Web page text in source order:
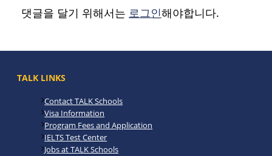
댓글을 달기 위해서는 로그인해야합니다.
TALK LINKS
Contact TALK Schools
Visa Information
Program Fees and Application
IELTS Test Center
Jobs at TALK Schools